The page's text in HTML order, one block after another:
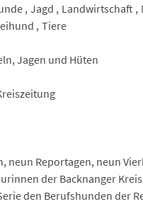
Jagd Landwirtschaft
Tiere
Jagen und Hüten
neun Reportagen, neun
der Backnanger
den Berufshunden der